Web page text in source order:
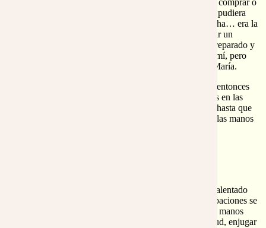
sentaría bien y qué le podía sentar mal; dónde podría comprar o
pedir a estas horas; cómo arreglármelas para que ella pudiera
pasar la noche un poco cómoda en mi casa tan estrecha… era la
primera vez que en la vida añoraba de verdad no vivir un
palacio. Es que ahora no tenía absolutamente nada preparado y
de nada me había proveído. No era cosa nueva para mí, pero
esta noche resultaba un bochorno, pobre atentísima María.
Ella estaba sentada descansando y lo único a que yo entonces
alcanzaba era a calentar un poco sus manos envueltas en las
mías. Trataba de ordenar ideas pero nada conseguía, hasta que
caí en la cuenta: ¡puede que ella tenga frío!. Le solté las manos
Al volver a tomar sus manos, noté que se le habían calentado
un poco. Me sentí loco de alegría. Todas mis preocupaciones se
fueron dispersando como hojarasca de otoño. De sus manos
fluía como un manatial capaz de ahogar toda inquietud, enjugar